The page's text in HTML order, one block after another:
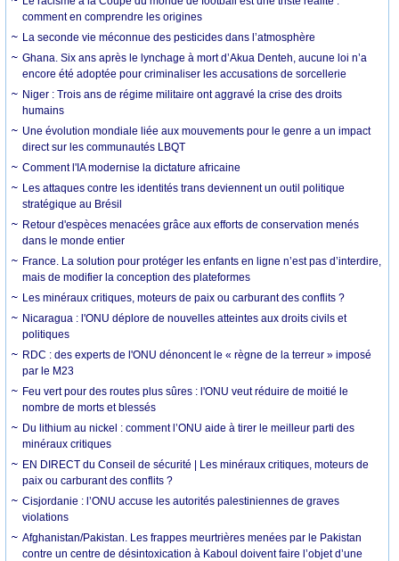
comment en comprendre les origines
La seconde vie méconnue des pesticides dans l’atmosphère
Ghana. Six ans après le lynchage à mort d’Akua Denteh, aucune loi n’a
encore été adoptée pour criminaliser les accusations de sorcellerie
Niger : Trois ans de régime militaire ont aggravé la crise des droits
humains
Une évolution mondiale liée aux mouvements pour le genre a un impact
direct sur les communautés LBQT
Comment l'IA modernise la dictature africaine
Les attaques contre les identités trans deviennent un outil politique
stratégique au Brésil
Retour d'espèces menacées grâce aux efforts de conservation menés
dans le monde entier
France. La solution pour protéger les enfants en ligne n’est pas d’interdire,
mais de modifier la conception des plateformes
Les minéraux critiques, moteurs de paix ou carburant des conflits ?
Nicaragua : l'ONU déplore de nouvelles atteintes aux droits civils et
politiques
RDC : des experts de l'ONU dénoncent le « règne de la terreur » imposé
par le M23
Feu vert pour des routes plus sûres : l'ONU veut réduire de moitié le
nombre de morts et blessés
Du lithium au nickel : comment l’ONU aide à tirer le meilleur parti des
minéraux critiques
EN DIRECT du Conseil de sécurité | Les minéraux critiques, moteurs de
paix ou carburant des conflits ?
Cisjordanie : l’ONU accuse les autorités palestiniennes de graves
violations
Afghanistan/Pakistan. Les frappes meurtrières menées par le Pakistan
contre un centre de désintoxication à Kaboul doivent faire l’objet d’une